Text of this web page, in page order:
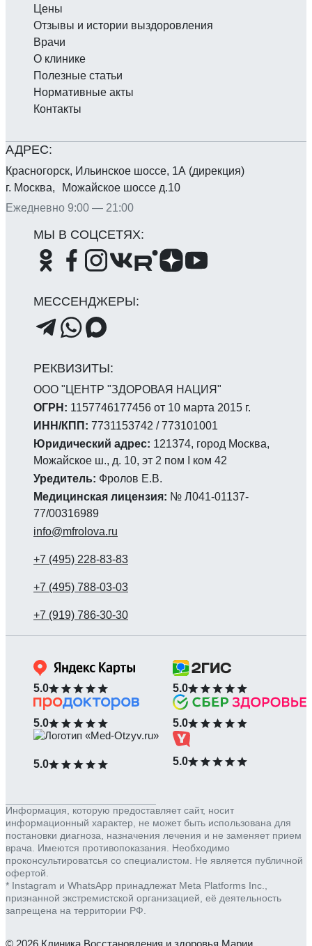
ООО "ЦЕНТР "ЗДОРОВАЯ НАЦИЯ"
ОГРН: 1157746177456 от 10 марта 2015 г.
ИНН/КПП: 7731153742 / 773101001
Юридический адрес: 121374, город Москва,
Можайское ш., д. 10, эт 2 пом I ком 42
Уредитель: Фролов Е.В.
Медицинская лицензия: № Л041-01137-
77/00316989
info@mfrolova.ru
Красногорск, Ильинское шоссе, 1А (дирекция)
г. Москва, Можайское шоссе д.10
Ежедневно 9:00 — 21:00
Цены
Отзывы и истории выздоровления
Врачи
О клинике
Полезные статьи
Нормативные акты
Контакты
5.0 5.0
5.0 5.0
5.0 5.0
© 2026 Клиника Восстановления и здоровья Марии
Информация, которую предоставляет сайт, носит
информационный характер, не может быть использована для
постановки диагноза, назначения лечения и не заменяет прием
врача. Имеются противопоказания. Необходимо
проконсультироватсья со специалистом. Не является публичной
офертой.
* Instagram и WhatsApp принадлежат Meta Platforms Inc.,
признанной экстремистской организацией, её деятельность
запрещена на территории РФ.